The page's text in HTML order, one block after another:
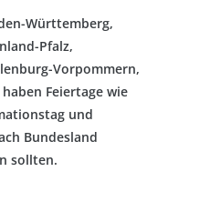
Württemberg,
Pfalz,
Vorpommern,
Feiertage wie
und
Bundesland
sollten.